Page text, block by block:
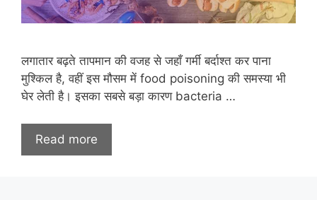
लगातार बढ़ते तापमान की वजह से जहाँ गर्मी बर्दाश्त कर पाना
मुश्किल है, वहीं इस मौसम में food poisoning की समस्या भी
घेर लेती है। इसका सबसे बड़ा कारण bacteria …
Read more